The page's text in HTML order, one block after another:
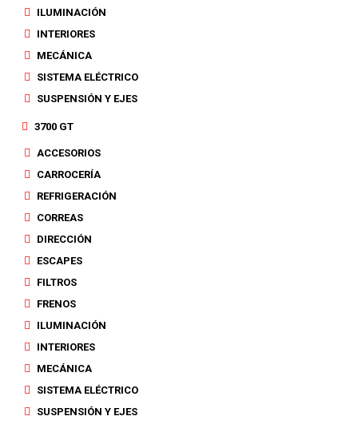
ILUMINACIÓN
INTERIORES
MECÁNICA
SISTEMA ELÉCTRICO
SUSPENSIÓN Y EJES
3700 GT
ACCESORIOS
CARROCERÍA
REFRIGERACIÓN
CORREAS
DIRECCIÓN
ESCAPES
FILTROS
FRENOS
ILUMINACIÓN
INTERIORES
MECÁNICA
SISTEMA ELÉCTRICO
SUSPENSIÓN Y EJES